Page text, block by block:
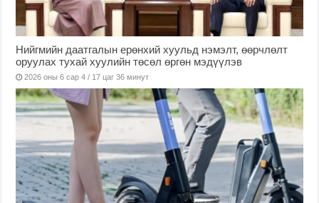
Нийгмийн даатгалын ерөнхий хуульд нэмэлт, өөрчлөлт
оруулах тухай хуулийн төсөл өргөн мэдүүлэв
2026 оны 6 сар 4 / 17 цаг 36 минут